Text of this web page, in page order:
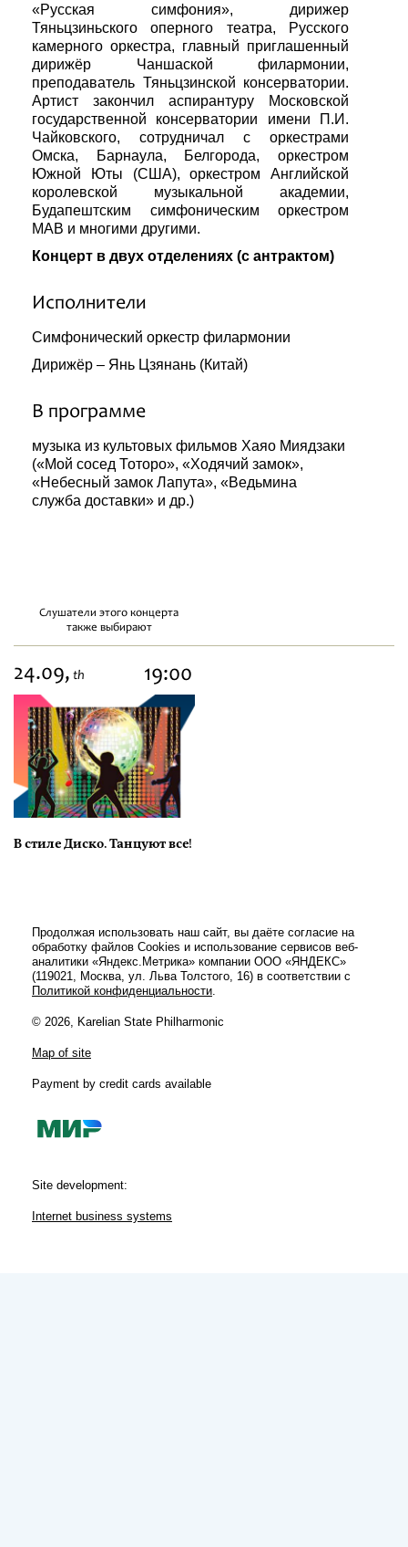
«Русская симфония», дирижер
Тяньцзиньского оперного театра, Русского
камерного оркестра, главный приглашенный
дирижёр Чаншаской филармонии,
преподаватель Тяньцзинской консерватории.
Артист закончил аспирантуру Московской
государственной консерватории имени П.И.
Чайковского, сотрудничал с оркестрами
Омска, Барнаула, Белгорода, оркестром
Южной Юты (США), оркестром Английской
королевской музыкальной академии,
Будапештским симфоническим оркестром
МАВ и многими другими.
Концерт в двух отделениях (с антрактом)
Исполнители
Симфонический оркестр филармонии
Дирижёр – Янь Цзянань (Китай)
В программе
музыка из культовых фильмов Хаяо Миядзаки
(«Мой сосед Тоторо», «Ходячий замок»,
«Небесный замок Лапута», «Ведьмина
служба доставки» и др.)
Слушатели этого концерта
также выбирают
24.09, th 19:00
В стиле Диско. Танцуют все!
Продолжая использовать наш сайт, вы даёте согласие на
обработку файлов Cookies и использование сервисов веб-
аналитики «Яндекс.Метрика» компании ООО «ЯНДЕКС»
(119021, Москва, ул. Льва Толстого, 16) в соответствии с
Политикой конфиденциальности.
© 2026, Karelian State Philharmonic
Map of site
Payment by credit cards available
Site development:
Internet business systems